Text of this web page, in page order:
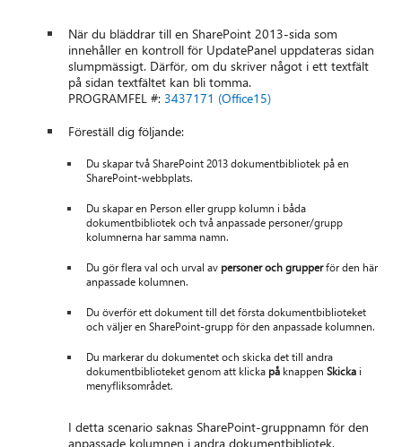
När du bläddrar till en SharePoint 2013-sida som
innehåller en kontroll för UpdatePanel uppdateras sidan
slumpmässigt. Därför, om du skriver något i ett textfält
på sidan textfältet kan bli tomma.
PROGRAMFEL #:3437171 (Office15)
Föreställ dig följande:
Du skapar två SharePoint 2013 dokumentbibliotek på en
SharePoint-webbplats.
Du skapar en Person eller grupp kolumn i båda
dokumentbibliotek och två anpassade personer/grupp
kolumnerna har samma namn.
Du gör flera val och urval av personer och grupperför den här
anpassade kolumnen.
Du överför ett dokument till det första dokumentbiblioteket
och väljer en SharePoint-grupp för den anpassade kolumnen.
Du markerar du dokumentet och skicka det till andra
dokumentbiblioteket genom att klicka på knappenSkicka i
menyfliksområdet.
I detta scenario saknas SharePoint-gruppnamn för den
anpassade kolumnen i andra dokumentbibliotek.